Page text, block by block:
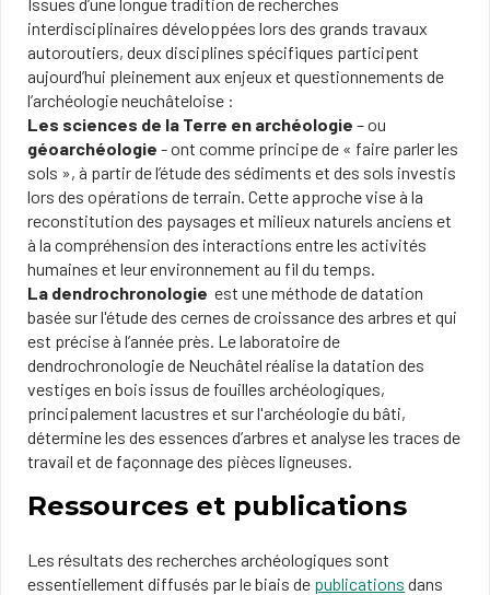
interdisciplinaires développées lors des grands travaux
autoroutiers, deux disciplines spécifiques participent
aujourd’hui pleinement aux enjeux et questionnements de
l’archéologie neuchâteloise :
Les sciences de la Terre en archéologie – ou
géoarchéologie - ont comme principe de « faire parler les
sols », à partir de l’étude des sédiments et des sols investis
lors des opérations de terrain. Cette approche vise à la
reconstitution des paysages et milieux naturels anciens et
à la compréhension des interactions entre les activités
humaines et leur environnement au fil du temps.
La dendrochronologie est une méthode de datation
basée sur l'étude des cernes de croissance des arbres et qui
est précise à l’année près. Le laboratoire de
dendrochronologie de Neuchâtel réalise la datation des
vestiges en bois issus de fouilles archéologiques,
principalement lacustres et sur l'archéologie du bâti,
détermine les des essences d’arbres et analyse les traces de
travail et de façonnage des pièces ligneuses.
Ressources et publications
Les résultats des recherches archéologiques sont
essentiellement diffusés par le biais de publications dans